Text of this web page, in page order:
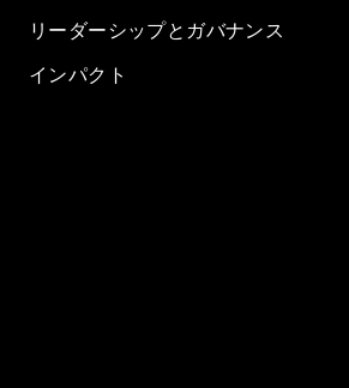
リーダーシップとガバナンス
インパクト